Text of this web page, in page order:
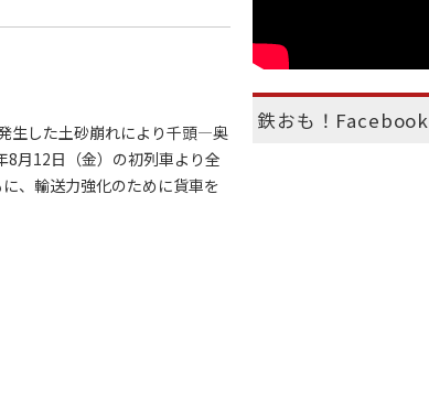
生した土砂崩れにより千頭―奥
月12日（金）の初列車より全
、輸送力強化のために貨車を
鉄おも！Facebook